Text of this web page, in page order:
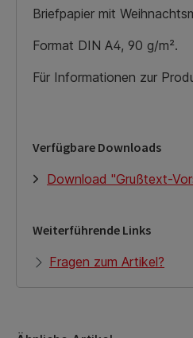
Briefpapier mit
Format DIN A4, 90 g/m².
Für Informationen zur
Verfügbare Downloads
Download "Grußtext-
Weiterführende Links
Fragen zum Artikel?